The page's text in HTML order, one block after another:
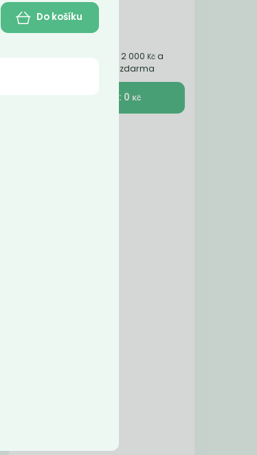
Nakupte ještě za 2 000 Kč a
získáte dopravu zdarma
K pokladně : 0 Kč
Do košíku